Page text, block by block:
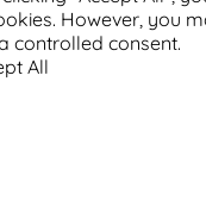
However, you
controlled consent.
All